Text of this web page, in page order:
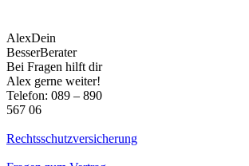
AlexDein
BesserBerater
Bei Fragen hilft dir
Alex gerne weiter!
Telefon: 089 – 890
567 06
Rechtsschutzversicherung